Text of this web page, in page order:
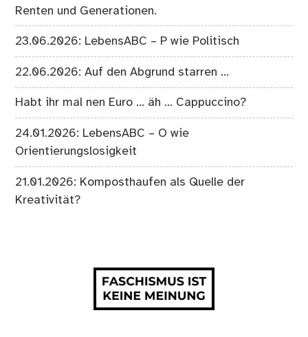
Renten und Generationen.
23.06.2026: LebensABC – P wie Politisch
22.06.2026: Auf den Abgrund starren …
Habt ihr mal nen Euro … äh … Cappuccino?
24.01.2026: LebensABC – O wie
Orientierungslosigkeit
21.01.2026: Komposthaufen als Quelle der
Kreativität?